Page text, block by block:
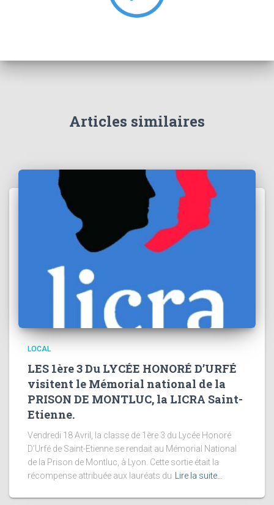
Articles similaires
LOCAL
LES 1ère 3 Du LYCÉE HONORÉ D’URFÉ
visitent le Mémorial national de la
PRISON DE MONTLUC, la LICRA Saint-
Etienne.
Vendredi 18 Avril, la classe de 1ère 3 du Lycée Honoré
D’Urfé de Saint-Etienne se rendait au Mémorial National
de la Prison de Montluc, à Lyon. Cette sortie était la
récompense attribuée aux lauréats du
Lire la suite…